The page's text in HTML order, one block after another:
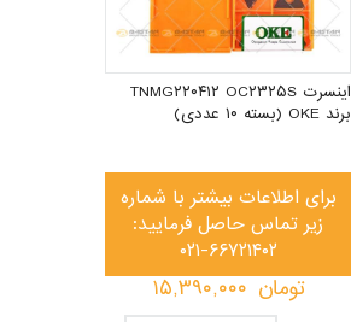
اینسرت TNMG۲۲۰۴۱۲ OC۲۳۲۵S
برند OKE (بسته ۱۰ عددی)
برای اطلاعات بیشتر با شماره
زیر تماس حاصل فرمایید:
۰۲۱-۶۶۷۲۱۴۰۲
۱۵,۳۹۰,۰۰۰ تومان